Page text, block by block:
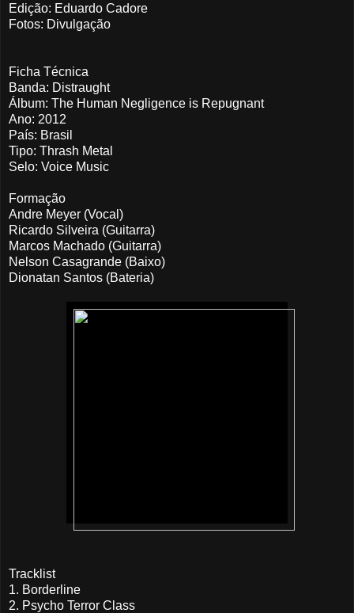
Edição: Eduardo Cadore
Fotos: Divulgação
Ficha Técnica
Banda: Distraught
Álbum: The Human Negligence is Repugnant
Ano: 2012
País: Brasil
Tipo: Thrash Metal
Selo: Voice Music
Formação
Andre Meyer (Vocal)
Ricardo Silveira (Guitarra)
Marcos Machado (Guitarra)
Nelson Casagrande (Baixo)
Dionatan Santos (Bateria)
Tracklist
1. Borderline
2. Psycho Terror Class